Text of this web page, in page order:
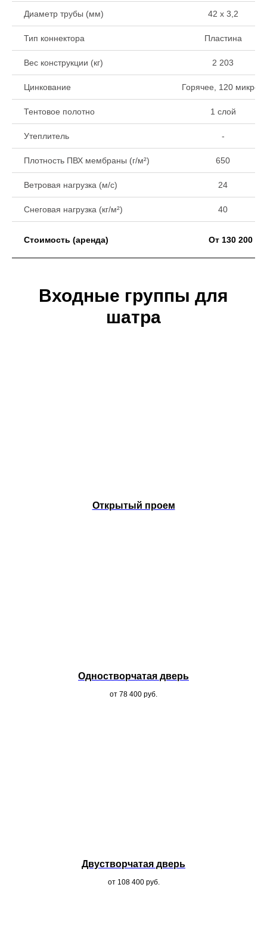
Диаметр трубы (мм) 42 х 3,2
Тип коннектора Пластина
Вес конструкции (кг) 2 203
Цинкование Горячее, 120 микрон
Тентовое полотно 1 слой
Утеплитель -
Плотность ПВХ мембраны (г/м²) 650
Ветровая нагрузка (м/с) 24
Снеговая нагрузка (кг/м²) 40
Стоимость (аренда) От 130 200 ₽
Входные группы для
шатра
Открытый проем
Одностворчатая дверь
от 78 400 руб.
Двустворчатая дверь
от 108 400 руб.